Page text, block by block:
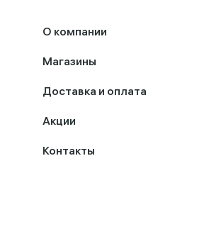
О компании
Магазины
Доставка и оплата
Акции
Контакты